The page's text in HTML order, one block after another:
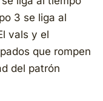
3 se liga al
vals y el
que rompen
del patrón